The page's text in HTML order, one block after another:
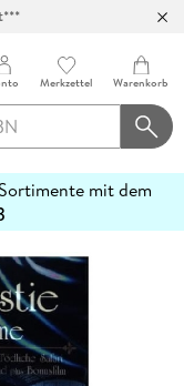
Merkzettel Warenkorb
mit dem